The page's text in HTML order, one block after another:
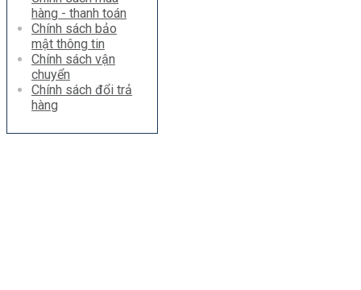
hàng - thanh toán
Chính sách bảo
mật thông tin
Chính sách vận
chuyển
Chính sách đổi trả
hàng